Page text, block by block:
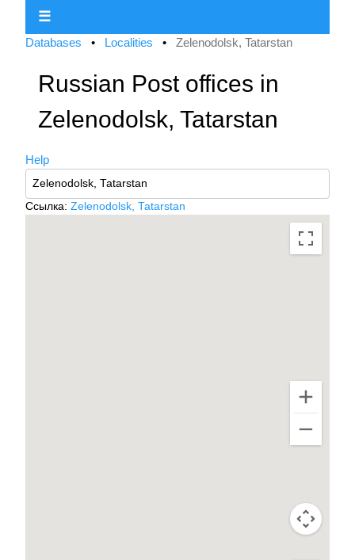
☰
Databases • Localities • Zelenodolsk, Tatarstan
Russian Post offices in
Zelenodolsk, Tatarstan
Help
Ссылка: Zelenodolsk, Tatarstan